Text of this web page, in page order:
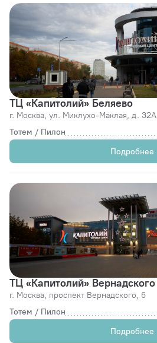
ТЦ «Капитолий» Беляево
г. Москва, ул. Миклухо-Маклая, д. 32А
Тотем / Пилон
Подробнее
ТЦ «Капитолий» Вернадского
г. Москва, проспект Вернадского, 6
Тотем / Пилон
Подробнее